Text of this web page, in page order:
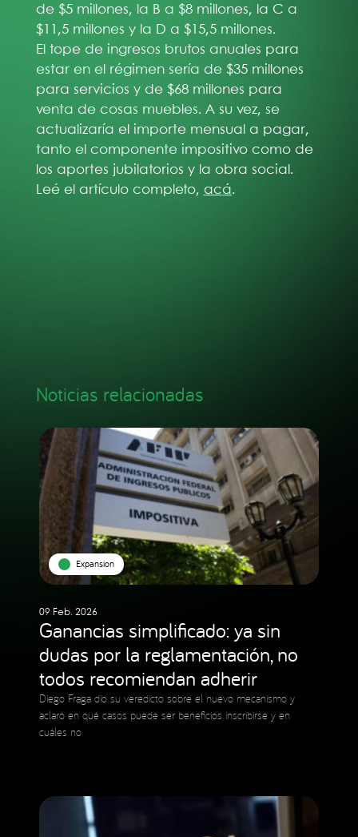
de $5 millones, la B a $8 millones, la C a
$11,5 millones y la D a $15,5 millones.
El tope de ingresos brutos anuales para
estar en el régimen sería de $35 millones
para servicios y de $68 millones para
venta de cosas muebles. A su vez, se
actualizaría el importe mensual a pagar,
tanto el componente impositivo como de
los aportes jubilatorios y la obra social.
Leé el artículo completo, acá.
Noticias relacionadas
Expansion
09 Feb. 2026
Ganancias simplificado: ya sin
dudas por la reglamentación, no
todos recomiendan adherir
Diego Fraga dio su veredicto sobre el nuevo mecanismo y
aclaró en qué casos puede ser beneficios inscribirse y en
cuáles no